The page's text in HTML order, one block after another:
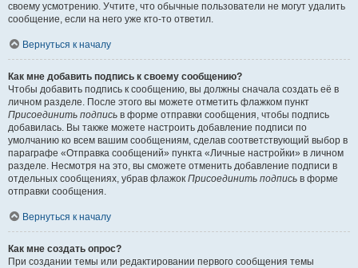
своему усмотрению. Учтите, что обычные пользователи не могут удалить
сообщение, если на него уже кто-то ответил.
Вернуться к началу
Как мне добавить подпись к своему сообщению?
Чтобы добавить подпись к сообщению, вы должны сначала создать её в
личном разделе. После этого вы можете отметить флажком пункт
Присоединить подпись в форме отправки сообщения, чтобы подпись
добавилась. Вы также можете настроить добавление подписи по
умолчанию ко всем вашим сообщениям, сделав соответствующий выбор в
параграфе «Отправка сообщений» пункта «Личные настройки» в личном
разделе. Несмотря на это, вы сможете отменить добавление подписи в
отдельных сообщениях, убрав флажок Присоединить подпись в форме
отправки сообщения.
Вернуться к началу
Как мне создать опрос?
При создании темы или редактировании первого сообщения темы